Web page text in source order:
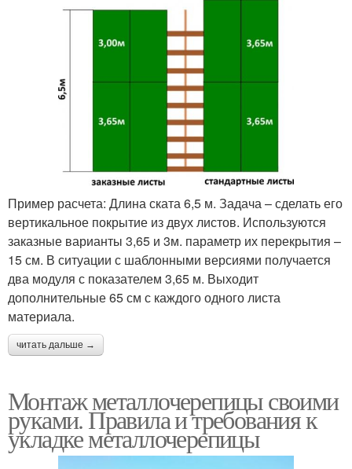
Пример расчета: Длина ската 6,5 м. Задача – сделать его
вертикальное покрытие из двух листов. Используются
заказные варианты 3,65 и 3м. параметр их перекрытия –
15 см. В ситуации с шаблонными версиями получается
два модуля с показателем 3,65 м. Выходит
дополнительные 65 см с каждого одного листа
материала.
читать дальше →
Монтаж металлочерепицы своими
руками. Правила и требования к
укладке металлочерепицы